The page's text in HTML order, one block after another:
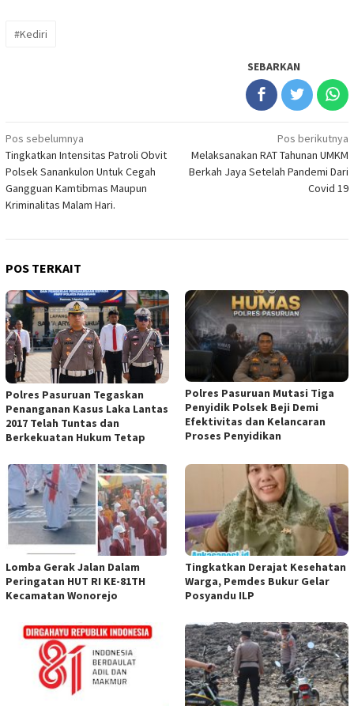
#Kediri
SEBARKAN
Navigasi
pos
Pos sebelumnya
Tingkatkan Intensitas Patroli Obvit
Polsek Sanankulon Untuk Cegah
Gangguan Kamtibmas Maupun
Kriminalitas Malam Hari.
Pos berikutnya
Melaksanakan RAT Tahunan UMKM
Berkah Jaya Setelah Pandemi Dari
Covid 19
POS TERKAIT
Polres Pasuruan Tegaskan
Penanganan Kasus Laka Lantas
2017 Telah Tuntas dan
Berkekuatan Hukum Tetap
Polres Pasuruan Mutasi Tiga
Penyidik Polsek Beji Demi
Efektivitas dan Kelancaran
Proses Penyidikan
Lomba Gerak Jalan Dalam
Peringatan HUT RI KE-81TH
Kecamatan Wonorejo
Tingkatkan Derajat Kesehatan
Warga, Pemdes Bukur Gelar
Posyandu ILP